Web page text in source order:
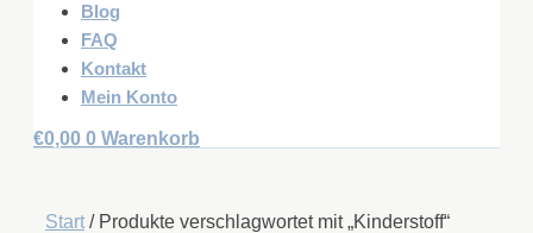
Blog
FAQ
Kontakt
Mein Konto
€0,00 0 Warenkorb
Start / Produkte verschlagwortet mit „Kinderstoff“